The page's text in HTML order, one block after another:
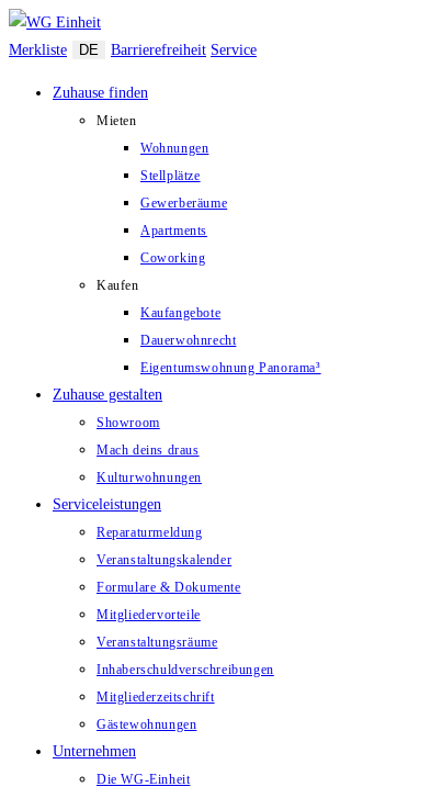
Zum
Inhalt
Merkliste DE Barrierefreiheit Service
Zuhause finden
Mieten
Wohnungen
Stellplätze
Gewerberäume
Apartments
Coworking
Kaufen
Kaufangebote
Dauerwohnrecht
Eigentumswohnung Panorama³
Zuhause gestalten
Showroom
Mach deins draus
Kulturwohnungen
Serviceleistungen
Reparaturmeldung
Veranstaltungskalender
Formulare & Dokumente
Mitgliedervorteile
Veranstaltungsräume
Inhaberschuld­verschreibungen
Mitgliederzeitschrift
Gästewohnungen
Unternehmen
Die WG-Einheit